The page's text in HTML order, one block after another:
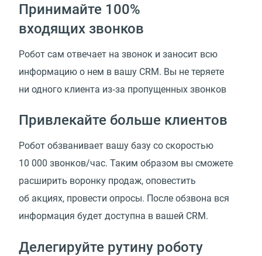
Принимайте 100%
входящих звонков
Робот сам отвечает на звонок и заносит всю
информацию о нем в вашу CRM. Вы не теряете
ни одного клиента из‑за пропущенных звонков
Привлекайте больше клиентов
Робот обзванивает вашу базу со скоростью
10 000 звонков/час. Таким образом вы сможете
расширить воронку продаж, оповестить
об акциях, провести опросы. После обзвона вся
информация будет доступна в вашей CRM.
Делегируйте рутину роботу